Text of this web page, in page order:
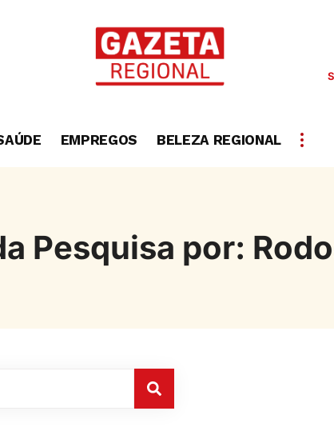
EMPREGOS BELEZA REGIONAL
Pesquisa por: